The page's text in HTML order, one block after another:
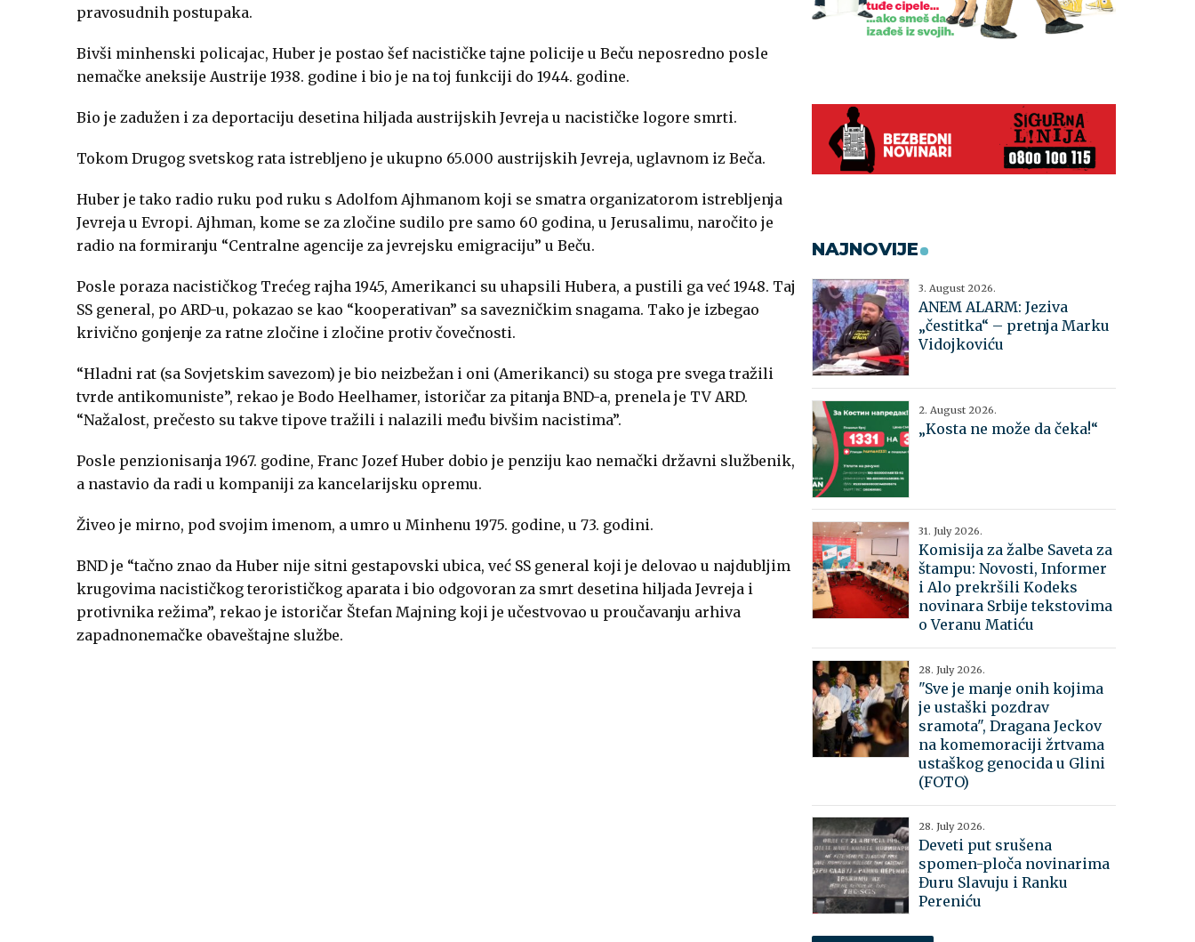
pravosudnih postupaka.
Bivši minhenski policajac, Huber je postao šef nacističke tajne policije u Beču neposredno posle
nemačke aneksije Austrije 1938. godine i bio je na toj funkciji do 1944. godine.
Bio je zadužen i za deportaciju desetina hiljada austrijskih Jevreja u nacističke logore smrti.
Tokom Drugog svetskog rata istrebljeno je ukupno 65.000 austrijskih Jevreja, uglavnom iz Beča.
Huber je tako radio ruku pod ruku s Adolfom Ajhmanom koji se smatra organizatorom istrebljenja
Jevreja u Evropi. Ajhman, kome se za zločine sudilo pre samo 60 godina, u Jerusalimu, naročito je
radio na formiranju “Centralne agencije za jevrejsku emigraciju” u Beču.
Posle poraza nacističkog Trećeg rajha 1945, Amerikanci su uhapsili Hubera, a pustili ga već 1948. Taj
SS general, po ARD-u, pokazao se kao “kooperativan” sa savezničkim snagama. Tako je izbegao
krivično gonjenje za ratne zločine i zločine protiv čovečnosti.
“Hladni rat (sa Sovjetskim savezom) je bio neizbežan i oni (Amerikanci) su stoga pre svega tražili
tvrde antikomuniste”, rekao je Bodo Heelhamer, istoričar za pitanja BND-a, prenela je TV ARD.
“Nažalost, prečesto su takve tipove tražili i nalazili među bivšim nacistima”.
Posle penzionisanja 1967. godine, Franc Jozef Huber dobio je penziju kao nemački državni službenik,
a nastavio da radi u kompaniji za kancelarijsku opremu.
Živeo je mirno, pod svojim imenom, a umro u Minhenu 1975. godine, u 73. godini.
BND je “tačno znao da Huber nije sitni gestapovski ubica, već SS general koji je delovao u najdubljim
krugovima nacističkog terorističkog aparata i bio odgovoran za smrt desetina hiljada Jevreja i
protivnika režima”, rekao je istoričar Štefan Majning koji je učestvovao u proučavanju arhiva
zapadnonemačke obaveštajne službe.
NAJNOVIJE
3. August 2026.
ANEM ALARM: Jeziva
„čestitka“ – pretnja Marku
Vidojkoviću
2. August 2026.
„Kosta ne može da čeka!“
31. July 2026.
Komisija za žalbe Saveta za
štampu: Novosti, Informer
i Alo prekršili Kodeks
novinara Srbije tekstovima
o Veranu Matiću
28. July 2026.
"Sve je manje onih kojima
je ustaški pozdrav
sramota", Dragana Jeckov
na komemoraciji žrtvama
ustaškog genocida u Glini
(FOTO)
28. July 2026.
Deveti put srušena
spomen-ploča novinarima
Đuru Slavuju i Ranku
Pereniću